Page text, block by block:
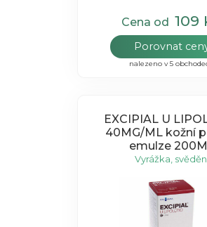
Cena od 109
Porovnat
nalezeno v 5
EXCIPIAL U
40MG/ML kožní
emulze
Vyrážka,